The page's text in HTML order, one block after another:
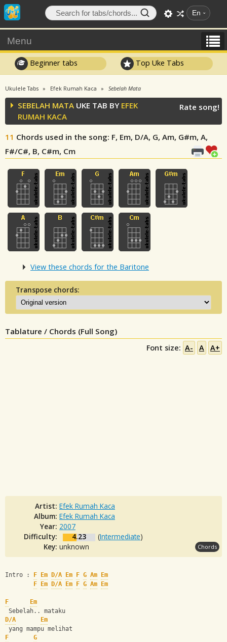
En
Menu
Beginner tabs Top Uke Tabs
Ukulele Tabs Efek Rumah Kaca Sebelah Mata
SEBELAH MATA UKE TAB BY EFEK
RUMAH KACA
11 Chords used in the song: F, Em, D/A, G, Am, G#m, A,
F#/C#, B, C#m, Cm
Rate song!
View these chords for the Baritone
Transpose chords:
Tablature / Chords (Full Song)
Font size: A- A A+
Artist: Efek Rumah Kaca
Album: Efek Rumah Kaca
Year: 2007
Difficulty:
4.23 (Intermediate)
Key: unknown Chords
Intro : F Em D/A Em F G Am
Em
F
Em D/A Em F G Am Em
F
Em
Sebelah.. mataku
D/A
Em
yang mampu melihat
F
G